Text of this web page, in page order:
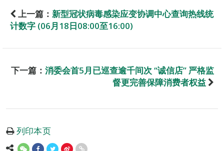
上一篇： 新型冠状病毒感染应变协调中心查询热线统
计数字 (06月18日08:00至16:00)
下一篇： 消委会首5月已巡查逾千间次 “诚信店” 严格监
督更完善保障消费者权益
列印本页